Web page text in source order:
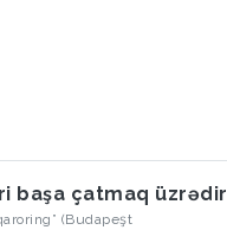
başa çatmaq üzrədir
(Budapeşt